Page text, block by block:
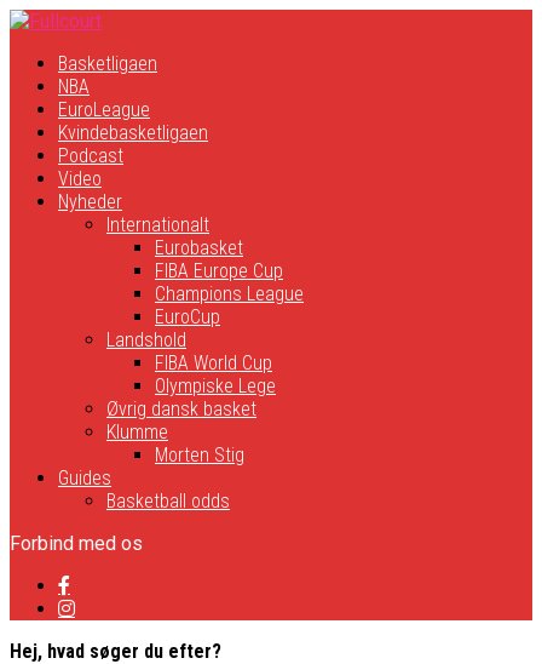
Basketligaen
NBA
EuroLeague
Kvindebasketligaen
Podcast
Video
Nyheder
Internationalt
Eurobasket
FIBA Europe Cup
Champions League
EuroCup
Landshold
FIBA World Cup
Olympiske Lege
Øvrig dansk basket
Klumme
Morten Stig
Guides
Basketball odds
Forbind med os
Hej, hvad søger du efter?